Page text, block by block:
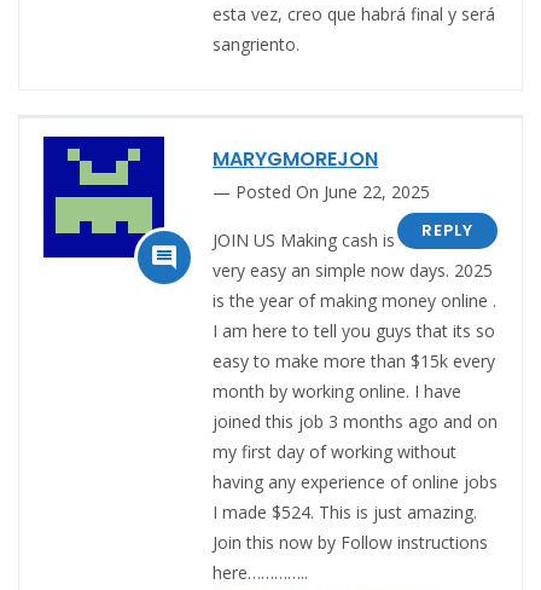
esta vez, creo que habrá final y será
sangriento.

MARYGMOREJON
Posted On June 22, 2025
REPLY
JOIN US Making cash is
very easy an simple now days. 2025
is the year of making money online .
I am here to tell you guys that its so
easy to make more than $15k every
month by working online. I have
joined this job 3 months ago and on
my first day of working without
having any experience of online jobs
I made $524. This is just amazing.
Join this now by Follow instructions
here…………..